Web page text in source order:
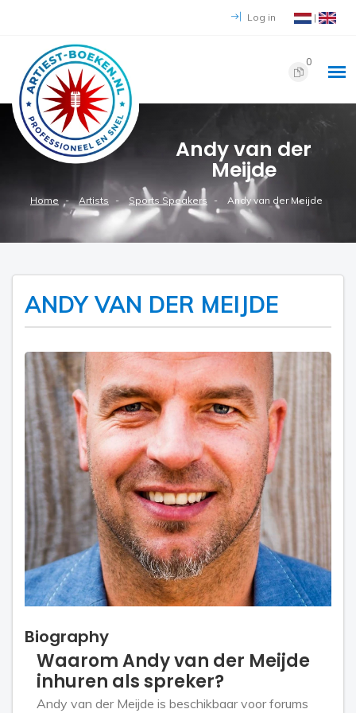
Log in |
0
Andy van der
Meijde
Home Artists Sports Speakers Andy van der Meijde
ANDY VAN DER MEIJDE
Biography
Waarom Andy van der Meijde
inhuren als spreker?
Andy van der Meijde is beschikbaar voor forums